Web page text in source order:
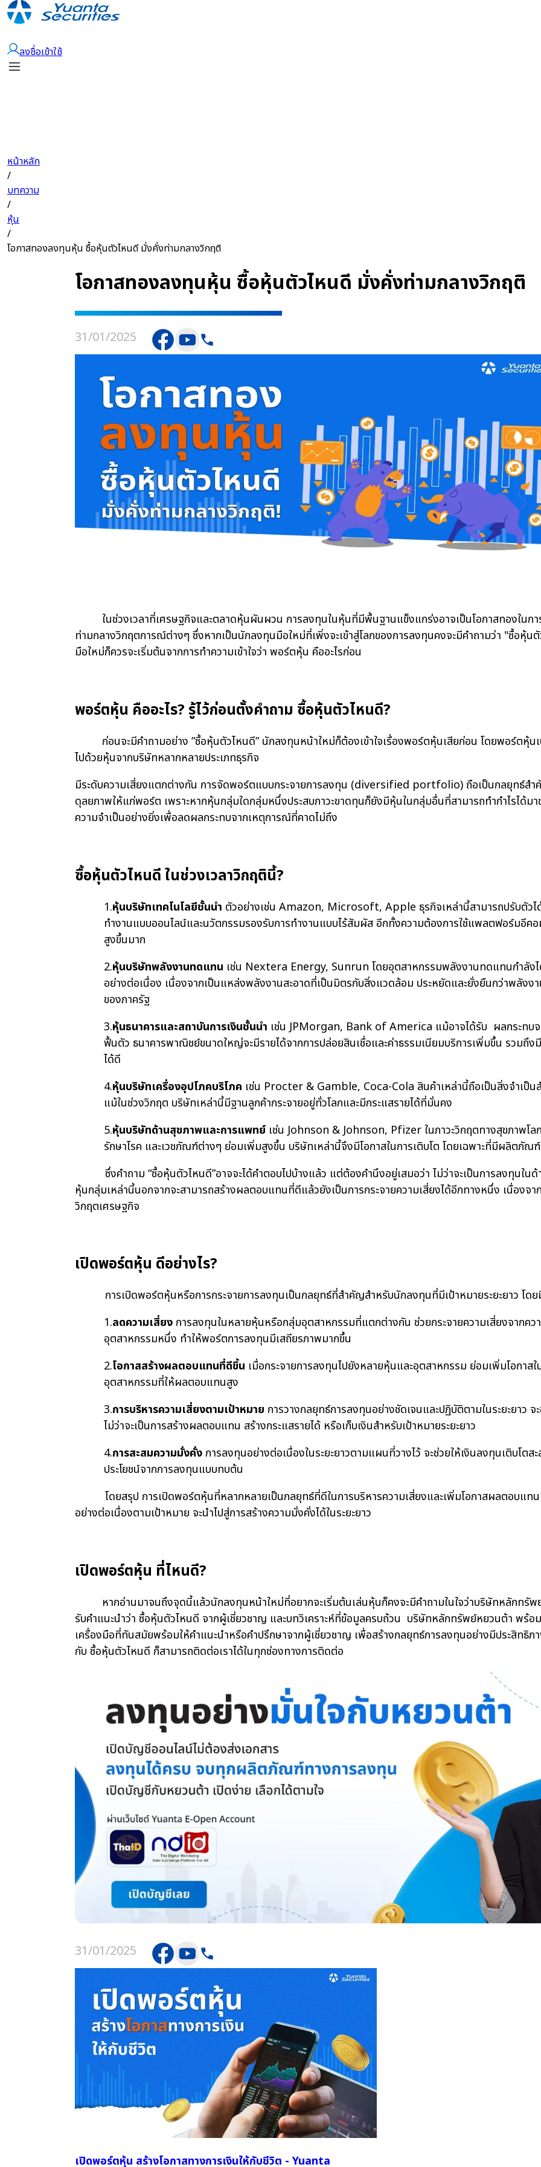
ลงชื่อเข้าใช้
หน้าหลัก
/
บทความ
/
หุ้น
/
โอกาสทองลงทุนหุ้น ซื้อหุ้นตัวไหนดี มั่งคั่งท่ามกลางวิกฤติ
โอกาสทองลงทุนหุ้น ซื้อหุ้นตัวไหนดี มั่งคั่งท่ามกลางวิกฤติ
31/01/2025
ในช่วงเวลาที่เศรษฐกิจและตลาดหุ้นผันผวน การลงทุนในหุ้นที่มีพื้นฐานแข็งแกร่งอาจเป็นโอกาสทองในการ
ท่ามกลางวิกฤตการณ์ต่างๆ ซึ่งหากเป็นนักลงทุนมือใหม่ที่เพิ่งจะเข้าสู่โลกของการลงทุนคงจะมีคำถามว่า "ซื้อ
มือใหม่ก็ควรจะเริ่มต้นจากการทำความเข้าใจว่า พอร์ตหุ้น คืออะไรก่อน
พอร์ตหุ้น คืออะไร? รู้ไว้ก่อนตั้งคำถาม ซื้อหุ้นตัวไหนดี?
ก่อนจะมีคำถามอย่าง ”ซื้อหุ้นตัวไหนดี” นักลงทุนหน้าใหม่ก็ต้องเข้าใจเรื่องพอร์ตหุ้นเสียก่อน โดยพอร์ตหุ้นเ
ไปด้วยหุ้นจากบริษัทหลากหลายประเภทธุรกิจ
มีระดับความเสี่ยงแตกต่างกัน การจัดพอร์ตแบบกระจายการลงทุน (diversified portfolio) ถือเป็นกลยุทธ์สำคั
ดุลยภาพให้แก่พอร์ต เพราะหากหุ้นกลุ่มใดกลุ่มหนึ่งประสบภาวะขาดทุนก็ยังมีหุ้นในกลุ่มอื่นที่สามารถทำกำไรได้ม
ความจำเป็นอย่างยิ่งเพื่อลดผลกระทบจากเหตุการณ์ที่คาดไม่ถึง
ซื้อหุ้นตัวไหนดี ในช่วงเวลาวิกฤตินี้?
1.หุ้นบริษัทเทคโนโลยีชั้นนำ ตัวอย่างเช่น Amazon, Microsoft, Apple ธุรกิจเหล่านี้สามารถปรับตัวไ
ทำงานแบบออนไลน์และนวัตกรรมรองรับการทำงานแบบไร้สัมผัส อีกทั้งความต้องการใช้แพลตฟอร์มอีค
สูงขึ้นมาก
2.หุ้นบริษัทพลังงานทดแทน เช่น Nextera Energy, Sunrun โดยอุตสาหกรรมพลังงานทดแทนกำลังไ
อย่างต่อเนื่อง เนื่องจากเป็นแหล่งพลังงานสะอาดที่เป็นมิตรกับสิ่งแวดล้อม ประหยัดและยั่งยืนกว่าพลังง
ของภาครัฐ
3.หุ้นธนาคารและสถาบันการเงินชั้นนำ เช่น JPMorgan, Bank of America แม้อาจได้รับ ผลกระทบจ
ฟื้นตัว ธนาคารพาณิชย์ขนาดใหญ่จะมีรายได้จากการปล่อยสินเชื่อและค่าธรรมเนียมบริการเพิ่มขึ้น รวมถึง
ได้ดี
4.หุ้นบริษัทเครื่องอุปโภคบริโภค เช่น Procter & Gamble, Coca-Cola สินค้าเหล่านี้ถือเป็นสิ่งจำเป็
แม้ในช่วงวิกฤต บริษัทเหล่านี้มีฐานลูกค้ากระจายอยู่ทั่วโลกและมีกระแสรายได้ที่มั่นคง
5.หุ้นบริษัทด้านสุขภาพและการแพทย์ เช่น Johnson & Johnson, Pfizer ในภาวะวิกฤตทางสุขภาพ
รักษาโรค และเวชภัณฑ์ต่างๆ ย่อมเพิ่มสูงขึ้น บริษัทเหล่านี้จึงมีโอกาสในการเติบโต โดยเฉพาะที่มีผลิตภั
ซึ่งคำถาม “ซื้อหุ้นตัวไหนดี”อาจจะได้คำตอบไปบ้างแล้ว แต่ต้องคำนึงอยู่เสมอว่า ไม่ว่าจะเป็นการลงทุนในด้
หุ้นกลุ่มเหล่านี้นอกจากจะสามารถสร้างผลตอบแทนที่ดีแล้วยังเป็นการกระจายความเสี่ยงได้อีกทางหนึ่ง เนื่องจ
วิกฤตเศรษฐกิจ
เปิดพอร์ตหุ้น ดีอย่างไร?
การเปิดพอร์ตหุ้นหรือการกระจายการลงทุนเป็นกลยุทธ์ที่สำคัญสำหรับนักลงทุนที่มีเป้าหมายระยะยาว โด
1.ลดความเสี่ยง การลงทุนในหลายหุ้นหรือกลุ่มอุตสาหกรรมที่แตกต่างกัน ช่วยกระจายความเสี่ยงจากค
อุตสาหกรรมหนึ่ง ทำให้พอร์ตการลงทุนมีเสถียรภาพมากขึ้น
2.โอกาสสร้างผลตอบแทนที่ดีขึ้น เมื่อกระจายการลงทุนไปยังหลายหุ้นและอุตสาหกรรม ย่อมเพิ่มโอกา
อุตสาหกรรมที่ให้ผลตอบแทนสูง
3.การบริหารความเสี่ยงตามเป้าหมาย การวางกลยุทธ์การลงทุนอย่างชัดเจนและปฏิบัติตามในระยะยาว
ไม่ว่าจะเป็นการสร้างผลตอบแทน สร้างกระแสรายได้ หรือเก็บเงินสำหรับเป้าหมายระยะยาว
4.การสะสมความมั่งคั่ง การลงทุนอย่างต่อเนื่องในระยะยาวตามแผนที่วางไว้ จะช่วยให้เงินลงทุนเติบโต
ประโยชน์จากการลงทุนแบบทบต้น
โดยสรุป การเปิดพอร์ตหุ้นที่หลากหลายเป็นกลยุทธ์ที่ดีในการบริหารความเสี่ยงและเพิ่มโอกาสผลตอบแท
อย่างต่อเนื่องตามเป้าหมาย จะนำไปสู่การสร้างความมั่งคั่งได้ในระยะยาว
เปิดพอร์ตหุ้น ที่ไหนดี?
หากอ่านมาจนถึงจุดนี้แล้วนักลงทุนหน้าใหม่ที่อยากจะเริ่มต้นเล่นหุ้นก็คงจะมีคำถามในใจว่าบริษัทหลักทรัพ
รับคำแนะนำว่า ซื้อหุ้นตัวไหนดี จากผู้เชี่ยวชาญ และบทวิเคราะห์ที่ข้อมูลครบถ้วน บริษัทหลักทรัพย์หยวนต้า พร้
เครื่องมือที่ทันสมัยพร้อมให้คำแนะนำหรือคำปรึกษาจากผู้เชี่ยวชาญ เพื่อสร้างกลยุทธ์การลงทุนอย่างมีประสิทธิ
กับ ซื้อหุ้นตัวไหนดี ก็สามารถติดต่อเราได้ในทุกช่องทางการติดต่อ
31/01/2025
เปิดพอร์ตหุ้น สร้างโอกาสทางการเงินให้กับชีวิต - Yuanta